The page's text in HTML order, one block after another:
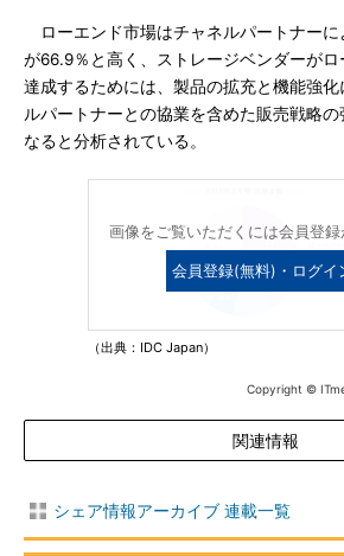
ローエンド市場はチャネルパートナーに
が66.9％と高く、ストレージベンダーが
達成するためには、製品の拡充と機能強
ルパートナーとの協業を含めた販売戦略
なると分析されている。
画像をご覧いただくには会員登録
会員登録(無料)・ログイ
（出典：IDC Japan）
Copyright ©
関連情報
シェア情報アーカイブ 連載一覧